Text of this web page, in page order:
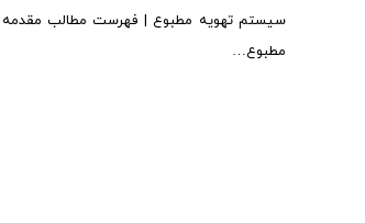
سیستم تهویه مطبوع | فهرست مطالب
مطبوع…